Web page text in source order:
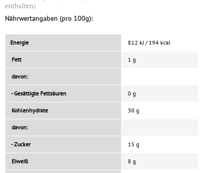
enthalten)
Nährwertangaben (pro 100g):
Energie 812 kJ / 194 kcal
Fett 1 g
davon:
- Gesättigte Fettsäuren 0 g
Kohlenhydrate 30 g
davon:
- Zucker 15 g
Eiweiß 8 g